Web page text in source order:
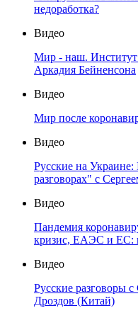
недоработка?
Видео
Мир - наш. Институт
Аркадия Бейненсона
Видео
Мир после
Видео
Русские на
разговорах" с
Видео
Пандемия
кризис, ЕАЭС и ЕС:
Видео
Русские разговоры
Дроздов (Китай)